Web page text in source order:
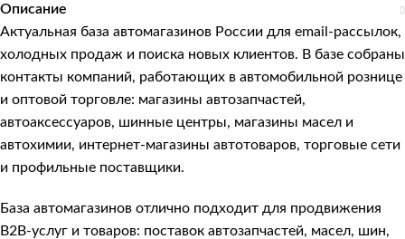
Описание
Актуальная база автомагазинов России для email-рассылок,
холодных продаж и поиска новых клиентов. В базе собраны
контакты компаний, работающих в автомобильной рознице
и оптовой торговле: магазины автозапчастей,
автоаксессуаров, шинные центры, магазины масел и
автохимии, интернет-магазины автотоваров, торговые сети
и профильные поставщики.
База автомагазинов отлично подходит для продвижения
B2B-услуг и товаров: поставок автозапчастей, масел, шин,